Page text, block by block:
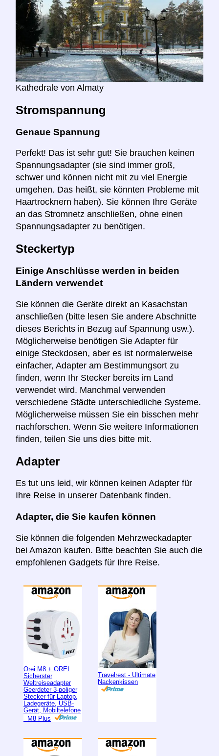
Kathedrale von Almaty
Stromspannung
Genaue Spannung
Perfekt! Das ist sehr gut! Sie brauchen keinen
Spannungsadapter (sie sind immer groß,
schwer und können nicht mit zu viel Energie
umgehen. Das heißt, sie könnten Probleme mit
Haartrocknern haben). Sie können Ihre Geräte
an das Stromnetz anschließen, ohne einen
Spannungsadapter zu benötigen.
Steckertyp
Einige Anschlüsse werden in beiden
Ländern verwendet
Sie können die Geräte direkt an Kasachstan
anschließen (bitte lesen Sie andere Abschnitte
dieses Berichts in Bezug auf Spannung usw.).
Möglicherweise benötigen Sie Adapter für
einige Steckdosen, aber es ist normalerweise
einfacher, Adapter am Bestimmungsort zu
finden, wenn Ihr Stecker bereits im Land
verwendet wird. Manchmal verwenden
verschiedene Städte unterschiedliche Systeme.
Möglicherweise müssen Sie ein bisschen mehr
nachforschen. Wenn Sie weitere Informationen
finden, teilen Sie uns dies bitte mit.
Adapter
Es tut uns leid, wir können keinen Adapter für
Ihre Reise in unserer Datenbank finden.
Adapter, die Sie kaufen können
Sie können die folgenden Mehrzweckadapter
bei Amazon kaufen. Bitte beachten Sie auch die
empfohlenen Gadgets für Ihre Reise.
Orei M8 + OREI
Sicherster
Weltreiseadapter
Geerdeter 3-poliger
Stecker für Laptop,
Ladegeräte, USB-
Gerät, Mobiltelefone
- M8 Plus
Travelrest - Ultimate
Nackenkissen